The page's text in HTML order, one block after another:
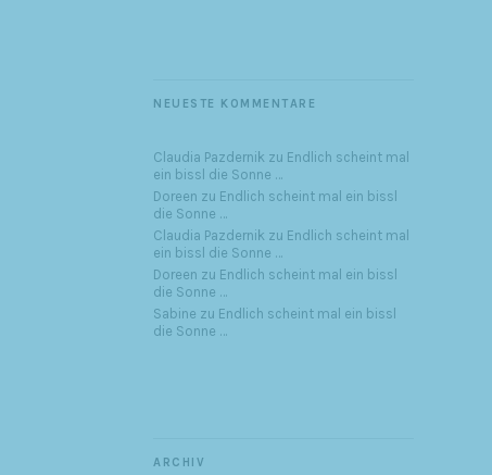
NEUESTE KOMMENTARE
Claudia Pazdernik zu Endlich scheint mal
ein bissl die Sonne …
Doreen zu Endlich scheint mal ein bissl
die Sonne …
Claudia Pazdernik zu Endlich scheint mal
ein bissl die Sonne …
Doreen zu Endlich scheint mal ein bissl
die Sonne …
Sabine zu Endlich scheint mal ein bissl
die Sonne …
ARCHIV